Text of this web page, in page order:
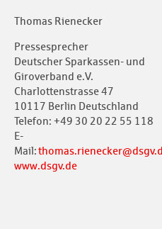
Thomas Rienecker
Pressesprecher
Deutscher Sparkassen- und
Giroverband e.V.
Charlottenstrasse 47
10117 Berlin Deutschland
Telefon: +49 30 20 22 55 118
E-
Mail:
www.dsgv.de